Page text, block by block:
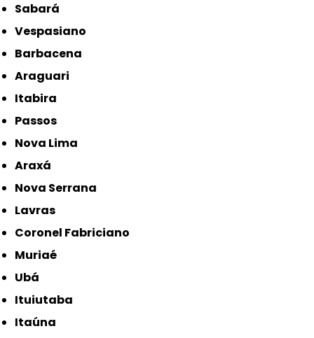
Sabará
Vespasiano
Barbacena
Araguari
Itabira
Passos
Nova Lima
Araxá
Nova Serrana
Lavras
Coronel Fabriciano
Muriaé
Ubá
Ituiutaba
Itaúna